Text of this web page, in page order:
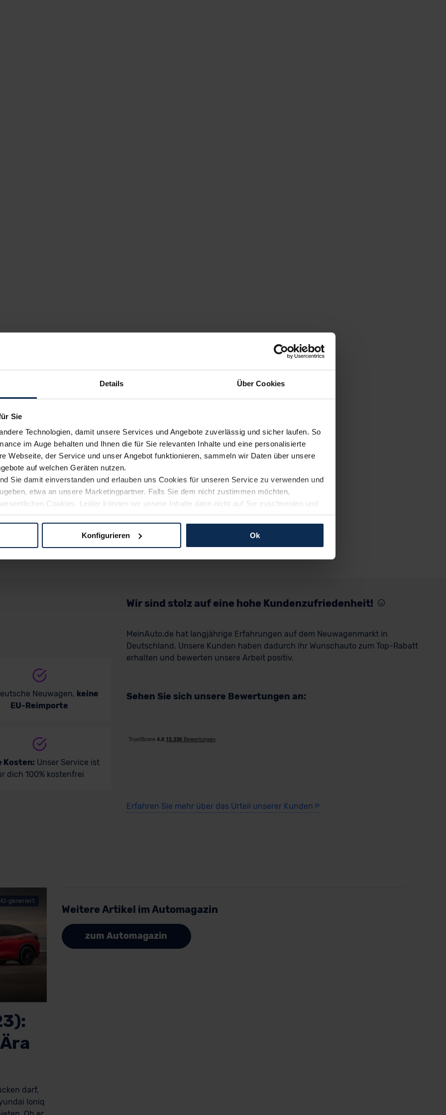
Details Über Cookies
Sie
Technologien, damit unsere Services und Angebote zuverlässig und sicher laufen. So
im Auge behalten und Ihnen die für Sie relevanten Inhalte und eine personalisierte
Webseite, der Service und unser Angebot funktionieren, sammeln wir Daten über unsere
auf welchen Geräten nutzen.
Sie damit einverstanden und erlauben uns Cookies für unseren Service zu verwenden und
etwa an unsere Marketingpartner. Falls Sie dem nicht zustimmen möchten,
Cookies. Leider können wir unsere Inhalte dann nicht auf Sie zuschneiden und
Weg zu Ihrem Neuwagen unterstützen. Sie können die Einstellungen jederzeit anpassen
Sie hierzu Ihre Einwilligung freiwillig erteilen. Nähere Informationen zu den bestehenden
Konfigurieren Ok
Neuwagen, keine
EU-Reimporte
Kosten: Unser Service ist
dich 100% kostenfrei
Wir sind stolz auf eine hohe Kundenzufriedenheit!
MeinAuto.de hat langjährige Erfahrungen auf dem Neuwagenmarkt in
Deutschland. Unsere Kunden haben dadurch ihr Wunschauto zum Top-Rabatt
erhalten und bewerten unsere Arbeit positiv.
Sehen Sie sich unsere Bewertungen an:
Erfahren Sie mehr über das Urteil unserer Kunden
KI-generiert
darf,
Ioniq
Weitere Artikel im Automagazin
zum Automagazin